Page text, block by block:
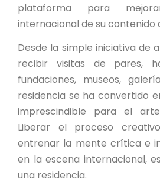
plataforma para
internacional de su contenido
Desde la simple iniciativa de
recibir visitas de pares,
fundaciones, museos,
residencia se ha convertido
imprescindible para el
Liberar el proceso
entrenar la mente crítica e
en la escena internacional,
una residencia.